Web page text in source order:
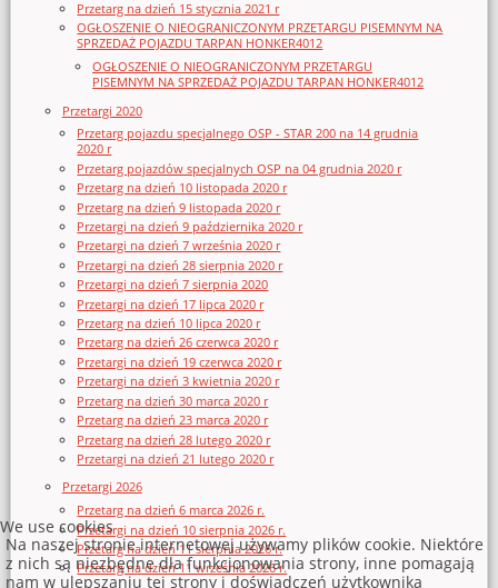
Przetarg na dzień 15 stycznia 2021 r
OGŁOSZENIE O NIEOGRANICZONYM PRZETARGU PISEMNYM NA
SPRZEDAŻ POJAZDU TARPAN HONKER4012
OGŁOSZENIE O NIEOGRANICZONYM PRZETARGU
PISEMNYM NA SPRZEDAŻ POJAZDU TARPAN HONKER4012
Przetargi 2020
Przetarg pojazdu specjalnego OSP - STAR 200 na 14 grudnia
2020 r
Przetarg pojazdów specjalnych OSP na 04 grudnia 2020 r
Przetarg na dzień 10 listopada 2020 r
Przetarg na dzień 9 listopada 2020 r
Przetargi na dzień 9 października 2020 r
Przetargi na dzień 7 września 2020 r
Przetargi na dzień 28 sierpnia 2020 r
Przetargi na dzień 7 sierpnia 2020
Przetargi na dzień 17 lipca 2020 r
Przetarg na dzień 10 lipca 2020 r
Przetarg na dzień 26 czerwca 2020 r
Przetargi na dzień 19 czerwca 2020 r
Przetargi na dzień 3 kwietnia 2020 r
Przetarg na dzień 30 marca 2020 r
Przetarg na dzień 23 marca 2020 r
Przetarg na dzień 28 lutego 2020 r
Przetargi na dzień 21 lutego 2020 r
Przetargi 2026
Przetarg na dzień 6 marca 2026 r.
Przetargi na dzień 10 sierpnia 2026 r.
Przetarg na dzień 11 sierpnia 2026 r.
Przetarg na dzień 11 września 2026 r.
We use cookies
Na naszej stronie internetowej używamy plików cookie. Niektóre
z nich są niezbędne dla funkcjonowania strony, inne pomagają
nam w ulepszaniu tej strony i doświadczeń użytkownika